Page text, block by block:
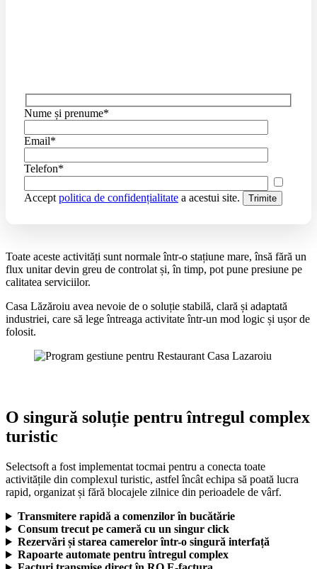
Nume și prenume*
Email*
Telefon*
Accept politica de confidențialitate a acestui site.
Toate aceste activități sunt normale într-o stațiune mare, însă fără un
flux unitar devin greu de controlat și, în timp, pot pune presiune pe
calitatea serviciilor.
Casa Lăzăroiu avea nevoie de o soluție stabilă, clară și adaptată
industriei, care să lege întreaga activitate într-un mod logic și ușor de
folosit.
O singură soluție pentru întregul complex
turistic
Selectsoft a fost implementat tocmai pentru a conecta toate
activitățile din complexul turistic, astfel încât echipa să poată lucra
rapid, organizat și fără blocajele zilnice din perioadele de vârf.
Transmitere rapidă a comenzilor în bucătărie
Consum trecut pe cameră cu un singur click
Rezervări și starea camerelor într-o singură interfață
Rapoarte automate pentru întregul complex